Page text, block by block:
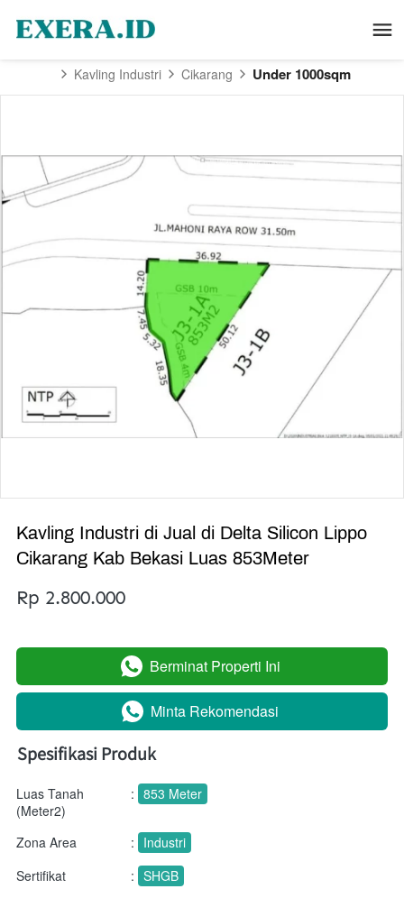
Kavling Industri Cikarang Under 1000sqm
Kavling Industri di Jual di Delta Silicon Lippo
Cikarang Kab Bekasi Luas 853Meter
Rp 2.800.000
` Berminat Properti Ini
` Minta Rekomendasi
Spesifikasi Produk
Luas Tanah
(Meter2)
: 853 Meter
Zona Area : Industri
Sertifikat
: SHGB